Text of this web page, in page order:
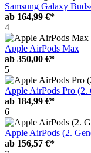
Samsung Galaxy
ab 164,99 €*
4
Apple AirPods Max
ab 350,00 €*
5
Apple AirPods Pro (2.
ab 184,99 €*
6
Apple AirPods (2.
ab 156,57 €*